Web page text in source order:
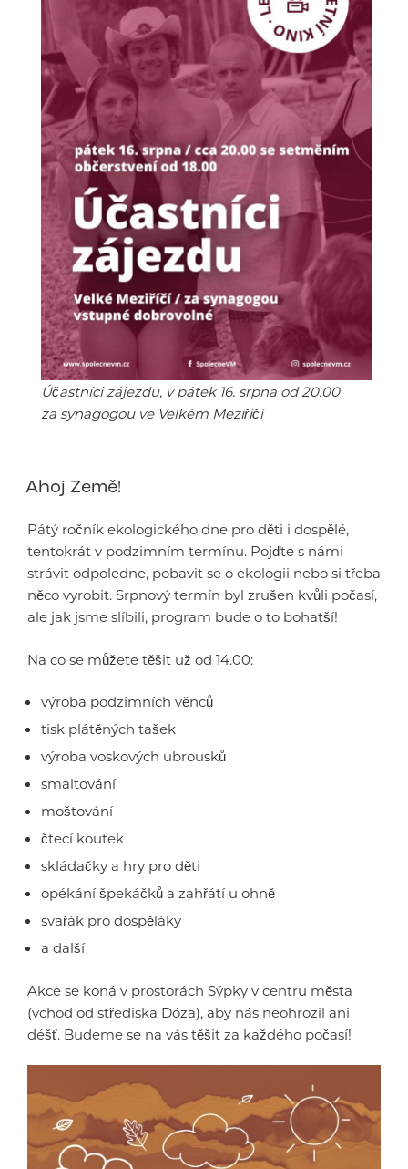
Účastníci zájezdu, v pátek 16. srpna od 20.00
za synagogou ve Velkém Meziříčí
Ahoj Země!
Pátý ročník ekologického dne pro děti i dospělé,
tentokrát v podzimním termínu. Pojďte s námi
strávit odpoledne, pobavit se o ekologii nebo si třeba
něco vyrobit. Srpnový termín byl zrušen kvůli počasí,
ale jak jsme slíbili, program bude o to bohatší!
Na co se můžete těšit už od 14.00:
výroba podzimních věnců
tisk plátěných tašek
výroba voskových ubrousků
smaltování
moštování
čtecí koutek
skládačky a hry pro děti
opékání špekáčků a zahřátí u ohně
svařák pro dospěláky
a další
Akce se koná v prostorách Sýpky v centru města
(vchod od střediska Dóza), aby nás neohrozil ani
déšť. Budeme se na vás těšit za každého počasí!